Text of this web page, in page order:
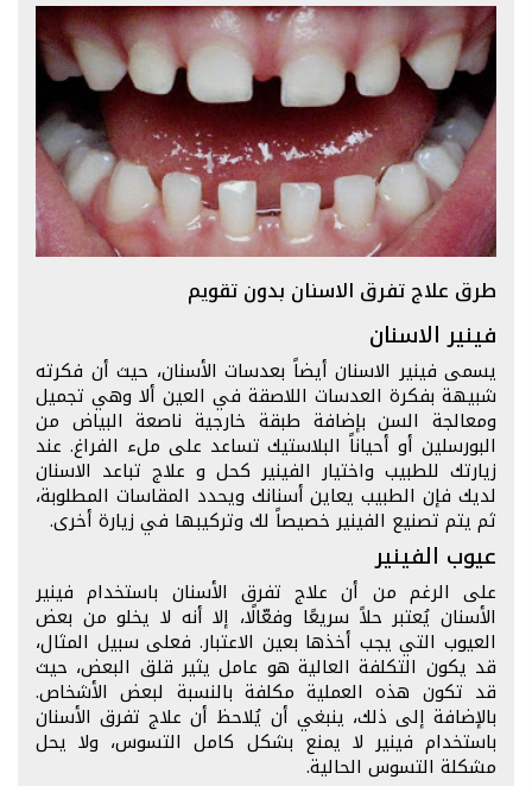
طرق علاج تفرق الاسنان بدون تقويم
فينير الاسنان
يسمى فينير الاسنان أيضاً بعدسات الأسنان، حيث أن فكرته
شبيهة بفكرة العدسات اللاصقة في العين ألا وهي تجميل
ومعالجة السن بإضافة طبقة خارجية ناصعة البياض من
البورسلين أو أحياناً البلاستيك تساعد على ملء الفراغ. عند
زيارتك للطبيب واختيار الفينير كحل و علاج تباعد الاسنان
لديك فإن الطبيب يعاين أسنانك ويحدد المقاسات المطلوبة،
ثم يتم تصنيع الفينير خصيصاً لك وتركيبها في زيارة أخرى.
عيوب الفينير
على الرغم من أن علاج تفرق الأسنان باستخدام فينير
الأسنان يُعتبر حلاً سريعًا وفعّالًا، إلا أنه لا يخلو من بعض
العيوب التي يجب أخذها بعين الاعتبار. فعلى سبيل المثال،
قد يكون التكلفة العالية هو عامل يثير قلق البعض، حيث
قد تكون هذه العملية مكلفة بالنسبة لبعض الأشخاص.
بالإضافة إلى ذلك، ينبغي أن يُلاحظ أن علاج تفرق الأسنان
باستخدام فينير لا يمنع بشكل كامل التسوس، ولا يحل
مشكلة التسوس الحالية.